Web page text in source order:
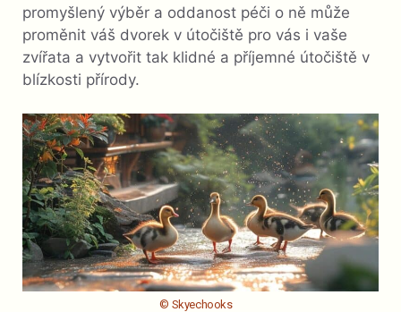
promyšlený výběr a oddanost péči o ně může
proměnit váš dvorek v útočiště pro vás i vaše
zvířata a vytvořit tak klidné a příjemné útočiště v
blízkosti přírody.
© Skyechooks